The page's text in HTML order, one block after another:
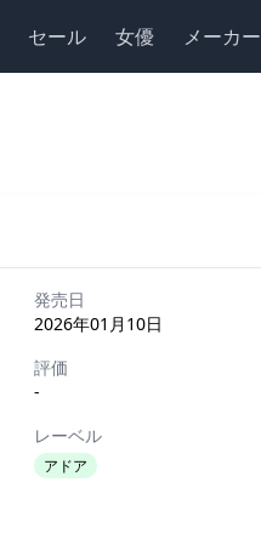
セール 女優 メーカー
発売日
2026年01月10日
評価
-
レーベル
アドア